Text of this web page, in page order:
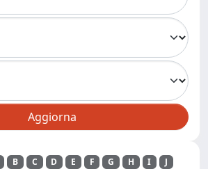
B C D E F G H I
J